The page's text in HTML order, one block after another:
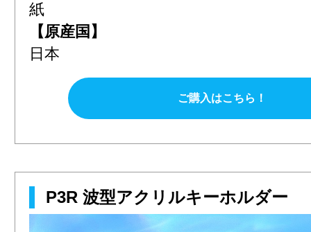
紙
【原産国】
日本
ご購入はこちら！
P3R 波型アクリルキーホルダー